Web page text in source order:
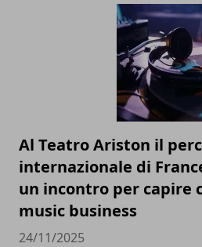
Al Teatro Ariston il
internazionale di
un incontro per capire
music business
24/11/2025